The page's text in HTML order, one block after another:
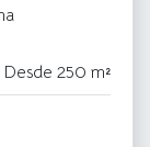
Desde 250 m²